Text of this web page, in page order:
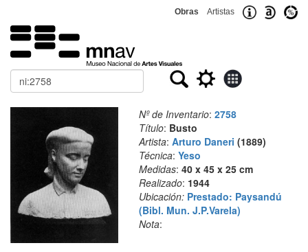
Obras Artistas
Buscar
Nº de Inventario: 2758
Título: Busto
Artista: Arturo Daneri (1889)
Técnica: Yeso
Medidas: 40 x 45 x 25 cm
Realizado: 1944
Ubicación: Prestado: Paysandú
(Bibl. Mun. J.P.Varela)
Nota: